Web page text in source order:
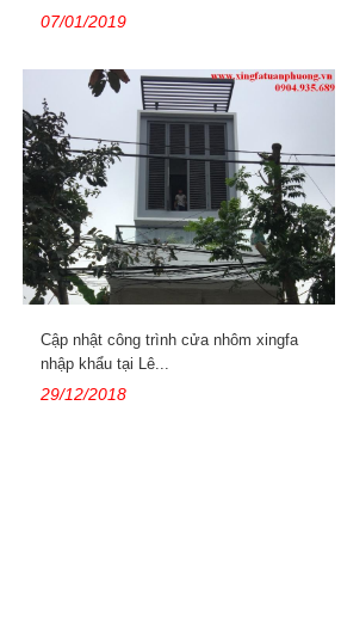
07/01/2019
Cập nhật công trình cửa nhôm xingfa
nhập khẩu tại Lê...
29/12/2018